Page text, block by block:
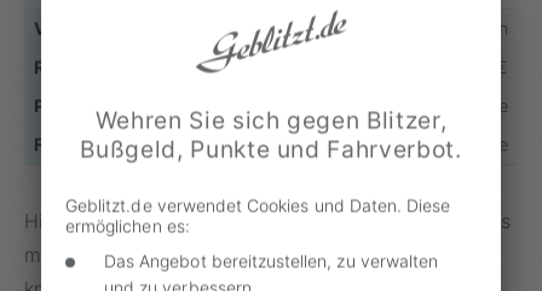
über 60 km/h
800 €
2 Punkte
3 Monate
Hinweis: * Sollte man zweimal innerhalb eines Jahres
mit einer Geschwindigkeitsüberschreitung von 26
Wehren Sie sich gegen Blitzer,
Bußgeld, Punkte und Fahrverbot.
Geblitzt.de verwendet Cookies und Daten. Diese
ermöglichen es:
Das Angebot bereitzustellen, zu verwalten